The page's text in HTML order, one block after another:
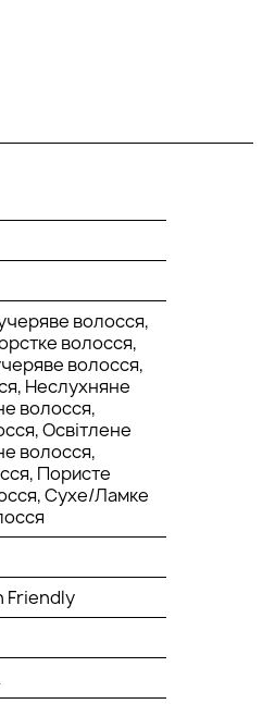
волосся,
волосся,
волосся,
Неслухняне
волосся,
Освітлене
волосся,
Пористе
Сухе/Ламке
Friendly